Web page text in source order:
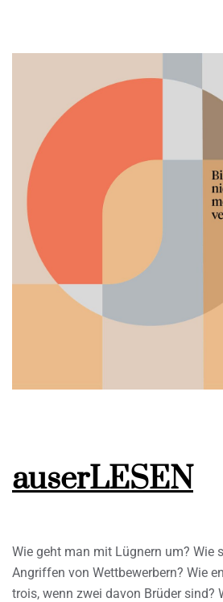
auserLESEN
Wie geht man mit Lügnern um? Wie
Angriffen von Wettbewerbern? Wie
trois, wenn zwei davon Brüder sind?